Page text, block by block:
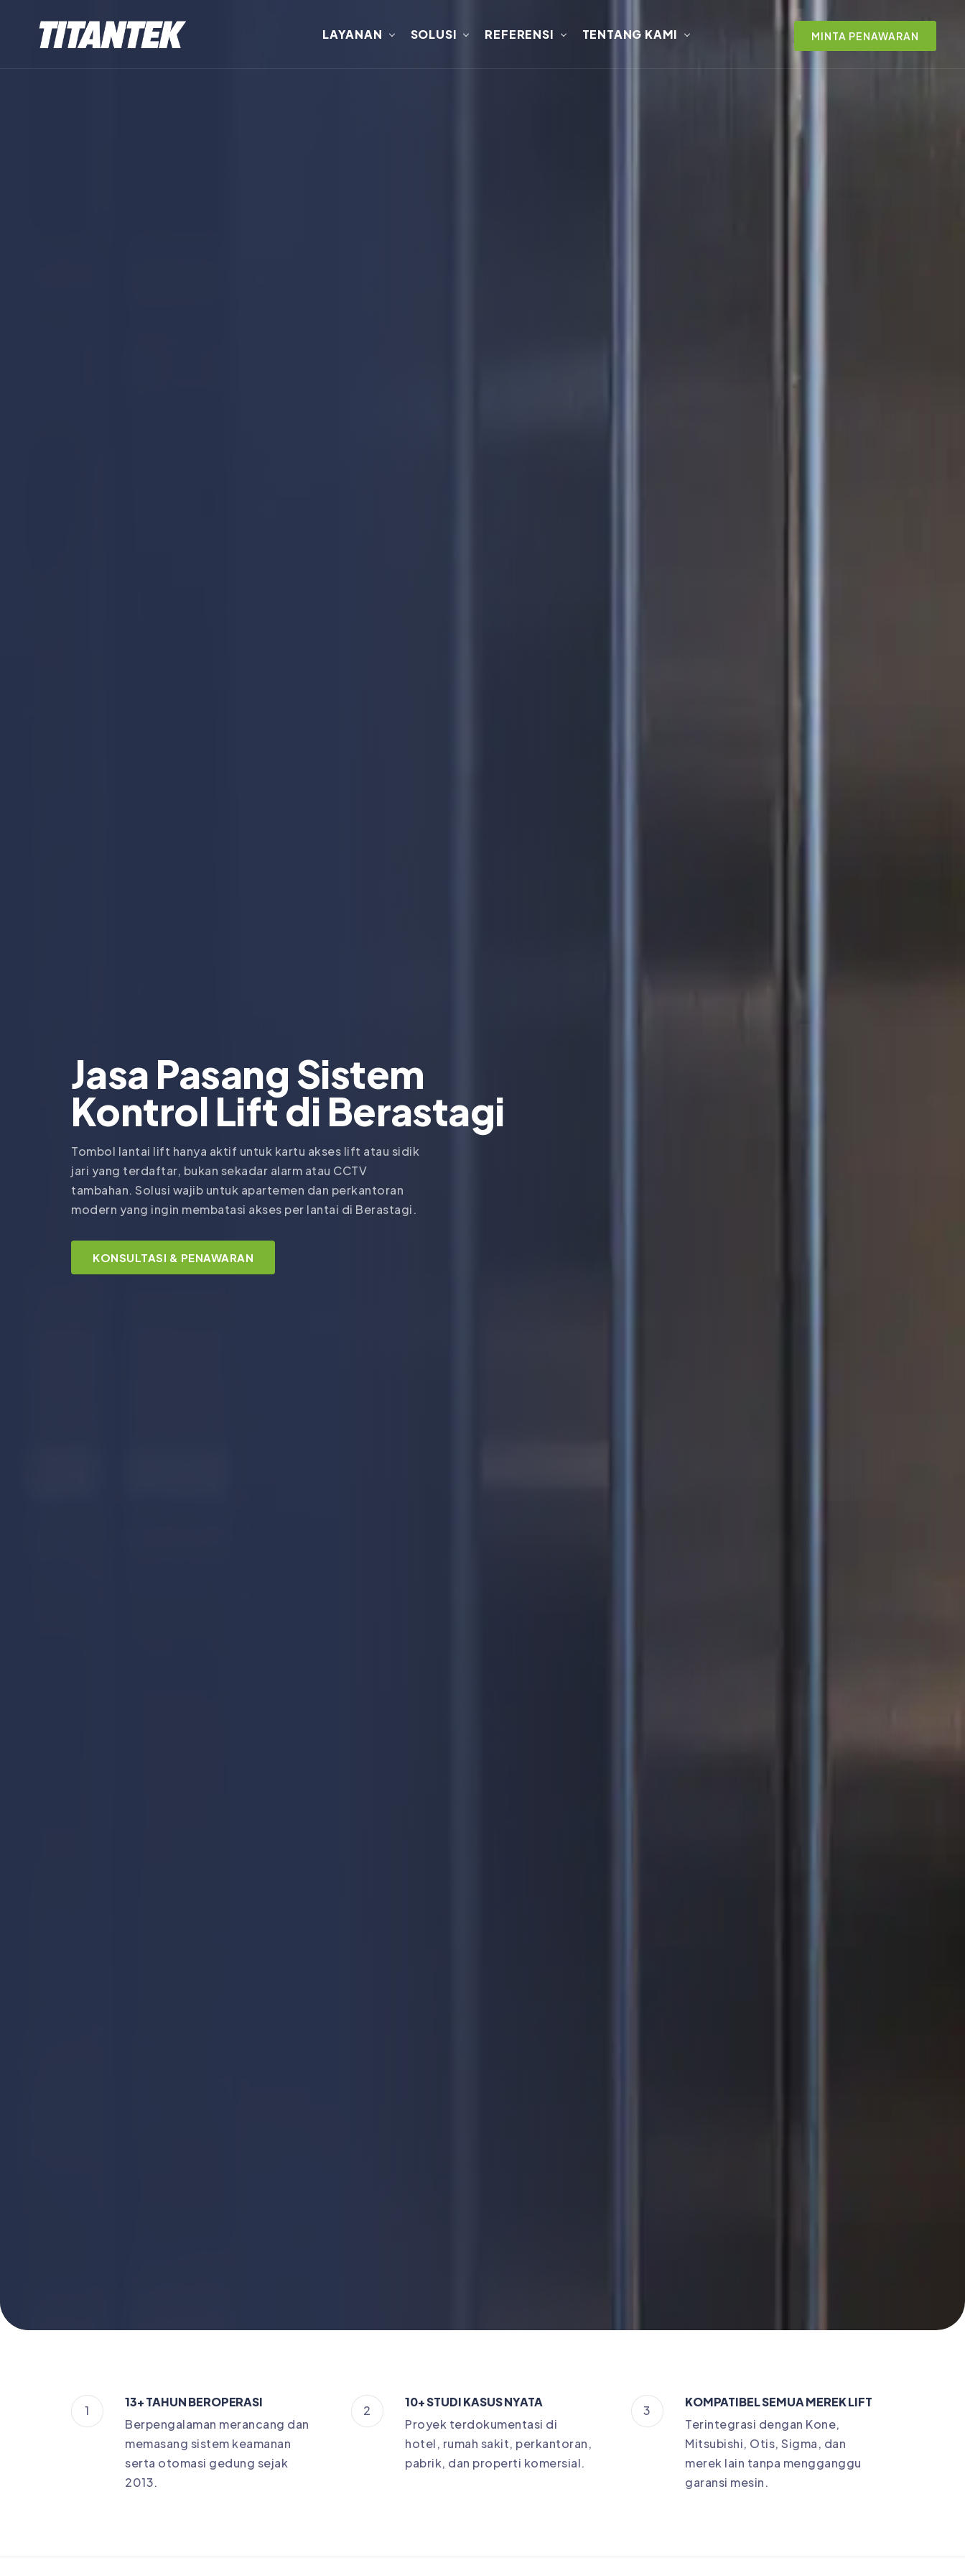
LAYANAN SOLUSI REFERENSI TENTANG KAMI MINTA PENAWARAN
Jasa Pasang Sistem
Kontrol Lift di Berastagi
Tombol lantai lift hanya aktif untuk kartu akses lift atau sidik
jari yang terdaftar, bukan sekadar alarm atau CCTV
tambahan. Solusi wajib untuk apartemen dan perkantoran
modern yang ingin membatasi akses per lantai di Berastagi.
KONSULTASI & PENAWARAN
1
13+ TAHUN BEROPERASI
Berpengalaman merancang dan
memasang sistem keamanan
serta otomasi gedung sejak
2013.
2
10+ STUDI KASUS NYATA
Proyek terdokumentasi di
hotel, rumah sakit, perkantoran,
pabrik, dan properti komersial.
3
KOMPATIBEL SEMUA MEREK LIFT
Terintegrasi dengan Kone,
Mitsubishi, Otis, Sigma, dan
merek lain tanpa mengganggu
garansi mesin.